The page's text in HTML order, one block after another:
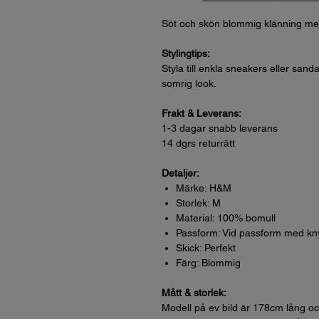
Söt och skön blommig klänning
Stylingtips:
Styla till enkla sneakers eller
somrig look.
Frakt & Leverans:
1-3 dagar snabb leverans
14 dgrs returrätt
Detaljer:
Märke: H&M
Storlek: M
Material: 100% bomull
Passform: Vid passform med
Skick: Perfekt
Färg: Blommig
Mått & storlek:
Modell på ev bild är 178cm lång